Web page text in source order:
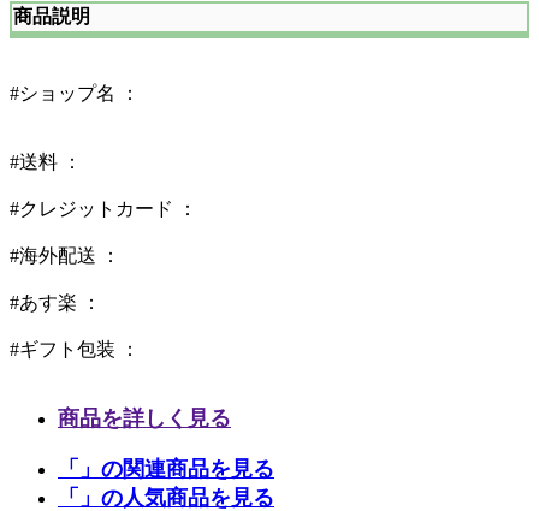
商品説明
#ショップ名 ：
#送料 ：
#クレジットカード ：
#海外配送 ：
#あす楽 ：
#ギフト包装 ：
商品を詳しく見る
「」の関連商品を見る
「」の人気商品を見る